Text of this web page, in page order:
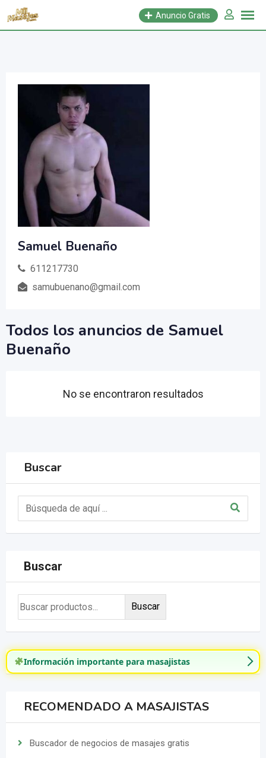
Saltar
Anuncio Gratis
Samuel Buenaño
611217730
samubuenano@gmail.com
Todos los anuncios de Samuel
Buenaño
No se encontraron resultados
Buscar
Buscar
Buscar
Información importante para masajistas
RECOMENDADO A MASAJISTAS
Buscador de negocios de masajes gratis